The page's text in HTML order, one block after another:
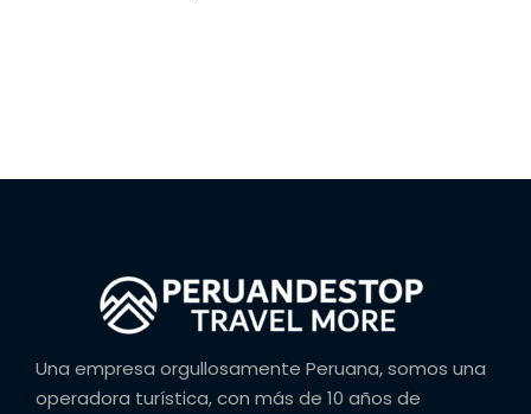
Una empresa orgullosamente Peruana, somos una
operadora turística, con más de 10 años de